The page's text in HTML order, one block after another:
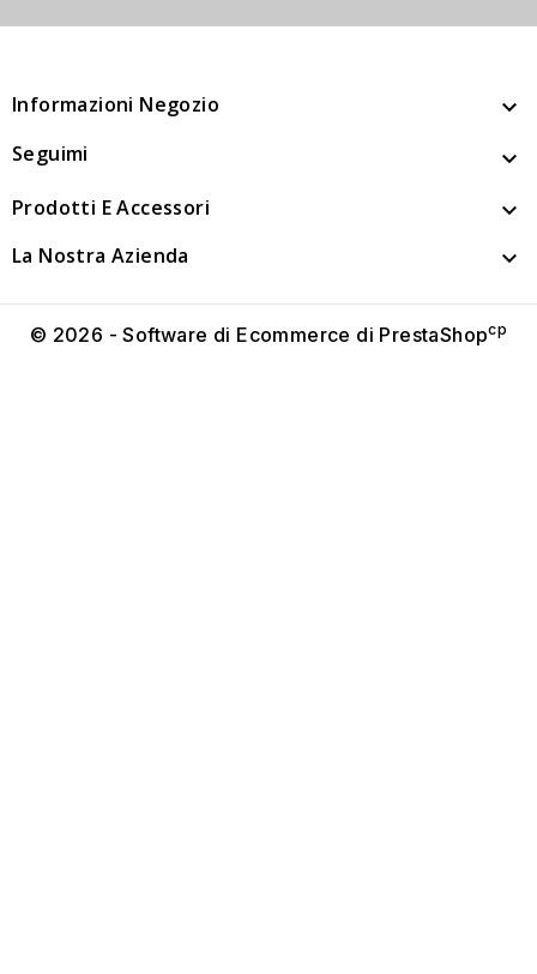
Informazioni Negozio 
Seguimi 
Prodotti E Accessori 
La Nostra Azienda 
© 2026 - Software di Ecommerce di PrestaShopcp